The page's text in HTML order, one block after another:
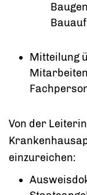
Mitteilung
Von der
einzureichen: